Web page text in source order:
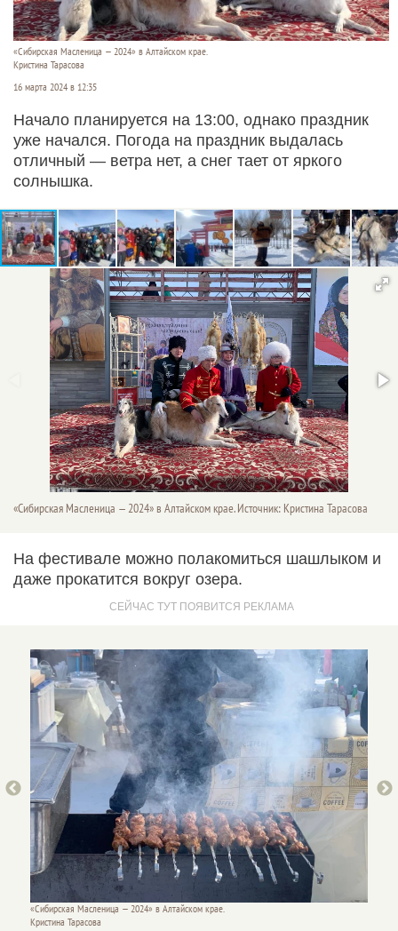
«Сибирская Масленица — 2024» в Алтайском крае.
Кристина Тарасова
16 марта 2024 в 12:35
Начало планируется на 13:00, однако праздник
уже начался. Погода на праздник выдалась
отличный — ветра нет, а снег тает от яркого
солнышка.
«Сибирская Масленица — 2024» в Алтайском крае. Источник: Кристина Тарасова
На фестивале можно полакомиться шашлыком и
даже прокатится вокруг озера.
«Сибирская Масленица — 2024» в Алтайском крае.
Кристина Тарасова